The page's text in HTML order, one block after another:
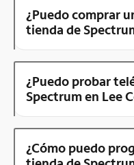
¿Puedo comprar
tienda de
¿Puedo probar
Spectrum en Lee
¿Cómo puedo